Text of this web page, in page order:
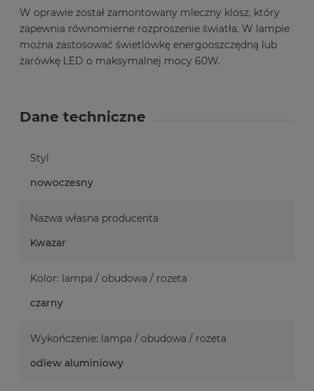
W oprawie został zamontowany mleczny klosz, który
zapewnia równomierne rozproszenie światła. W lampie
można zastosować świetlówkę energooszczędną lub
żarówkę LED o maksymalnej mocy 60W.
Dane techniczne
Styl
nowoczesny
Nazwa własna producenta
Kwazar
Kolor: lampa / obudowa / rozeta
czarny
Wykończenie: lampa / obudowa / rozeta
odlew aluminiowy